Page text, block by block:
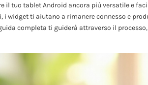
il tuo tablet Android ancora più versatile e
widget ti aiutano a rimanere connesso e
completa ti guiderà attraverso il